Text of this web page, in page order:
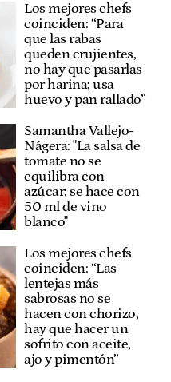
Los mejores chefs
coinciden: “Para
que las rabas
queden crujientes,
no hay que pasarlas
por harina; usa
huevo y pan rallado”
Samantha Vallejo-
Nágera: "La salsa de
tomate no se
equilibra con
azúcar; se hace con
50 ml de vino
blanco"
Los mejores chefs
coinciden: “Las
lentejas más
sabrosas no se
hacen con chorizo,
hay que hacer un
sofrito con aceite,
ajo y pimentón”